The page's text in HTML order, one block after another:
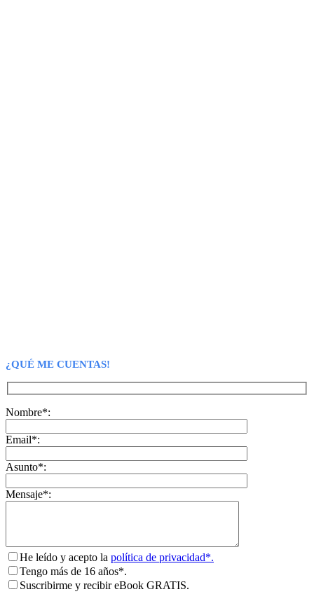
¿QUÉ ME CUENTAS!
Nombre*:
Email*:
Asunto*:
Mensaje*:
He leído y acepto la política de privacidad*.
Tengo más de 16 años*.
Suscribirme y recibir eBook GRATIS.